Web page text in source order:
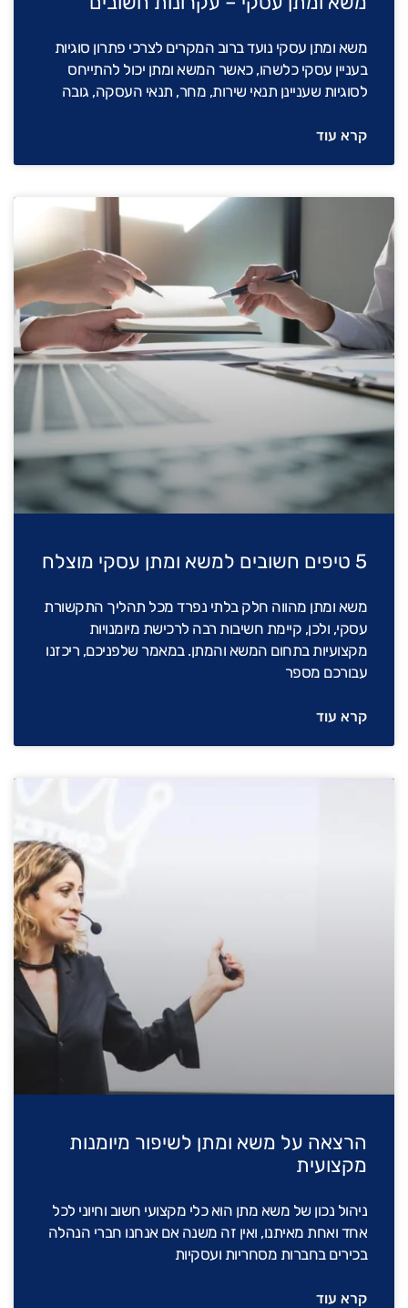
משא ומתן עסקי נועד ברוב המקרים לצרכי פתרון סוגיות
בעניין עסקי כלשהו, כאשר המשא ומתן יכול להתייחס
לסוגיות שעניינן תנאי שירות, מחר, תנאי העסקה, גובה
קרא עוד
5 טיפים חשובים למשא ומתן עסקי מוצלח
משא ומתן מהווה חלק בלתי נפרד מכל תהליך התקשורת
עסקי, ולכן, קיימת חשיבות רבה לרכישת מיומנויות
מקצועיות בתחום המשא והמתן. במאמר שלפניכם, ריכזנו
עבורכם מספר
קרא עוד
הרצאה על משא ומתן לשיפור מיומנות
מקצועית
ניהול נכון של משא מתן הוא כלי מקצועי חשוב וחיוני לכל
אחד ואחת מאיתנו, ואין זה משנה אם אנחנו חברי הנהלה
בכירים בחברות מסחריות ועסקיות
קרא עוד